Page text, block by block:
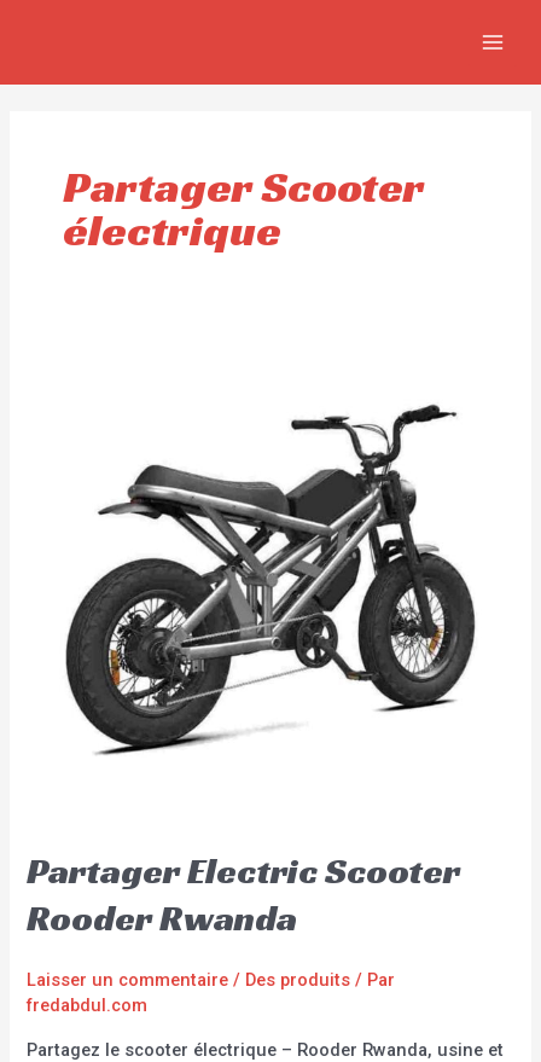
Partager Scooter
électrique
Partager Electric Scooter
Rooder Rwanda
Laisser un commentaire / Des produits / Par
fredabdul.com
Partagez le scooter électrique – Rooder Rwanda, usine et